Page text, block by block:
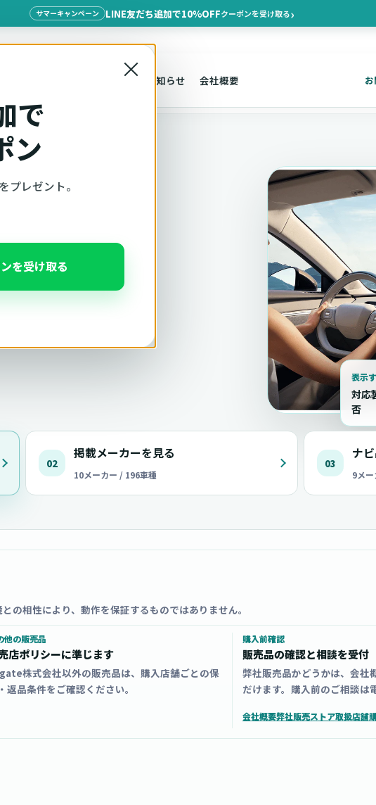
サマーキャンペーン LINE友だち追加で10%OFFクーポンを受け取る
×
で
ン
プレゼント。
を受け取る
サポート お知らせ 会社概要
確認
事項をこのページ
だ状態でそのままご
表示
対応
否
02
掲載メーカーを見る
10メーカー / 196車種
03
ナ
9メ
の相性により、動作を保証するものではありません。
他の販売品
店ポリシーに準じます
株式会社以外の販売品は、購入店舗ごとの保
返品条件をご確認ください。
購入前確認
販売品の確認と相談を受付
弊社販売品かどうかは、会社
だけます。購入前のご相談は
会社概要弊社販売ストア取扱店舗